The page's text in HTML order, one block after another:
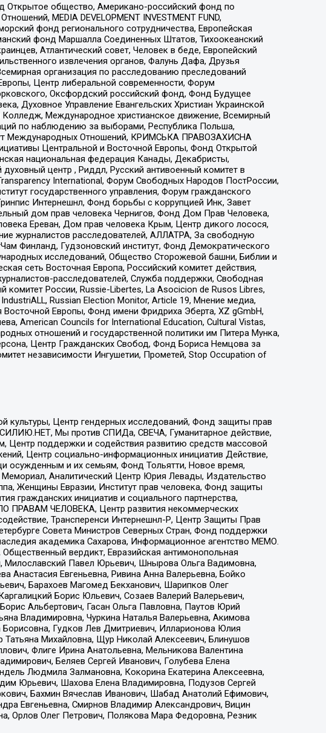
общество, Американо-российский фонд по
MEDIA DEVELOPMENT INVESTMENT FUND,
фонд регионального сотрудничества, Европейская
фонд Маршалла Соединенных Штатов, Тихоокеанский
Атлантический совет, Человек в беде, Европейский
извлечения органов, Фалунь Дафа, Друзья
организация по расследованию преследований
Центр либеральной современности, Форум
Оксфордский российский фонд, Фонд Будущее
Духовное Управление Евангельских Христиан Украинской
Международное христианское движение, Всемирный
по наблюдению за выборами, Республика Польша,
Международных Отношений, КРИМСЬКА ПРАВОЗАХИСНА
Центральной и Восточной Европы, Фонд Открытой
национальная федерация Канады, Декабристы,
центр , Риддл, Русский антивоенный комитет в
International, Форум Свободных Народов ПостРоссии,
государственного управления, Форум гражданского
Интернешнл, Фонд борьбы с коррупцией Инк, Завет
дом прав человека Чернигов, Фонд Дом Прав Человека,
Ереван, Дом прав человека Крым, Центр дикого лосося,
журналистов расследователей, АЛЛАТРА, За свободную
Финланд, Гудзоновский институт, Фонд Демократического
исследований, Общество Сторожевой башни, Библии и
сеть Восточная Европа, Российский комитет действия,
расследователей, Служба поддержки, Свободная
России, Russie-Libertes, La Asocicion de Rusos Libres,
Russian Election Monitor, Article 19, Мнение медиа,
Европы, Фонд имени Фридриха Эберта, XZ gGmbH,
American Councils for International Education, Cultural Vistas,
отношений и государственной политики им Питера Мунка,
Центр Гражданских Свобод, Фонд Бориса Немцова за
независимости Ингушетии, Прометей, Stop Occupation of
культуры, Центр гендерных исследований, Фонд защиты прав
Мы против СПИДа, СВЕЧА, Гуманитарное действие,
Центр поддержки и содействия развитию средств массовой
Центр социально-информационных инициатив Действие,
осужденным и их семьям, Фонд Тольятти, Новое время,
Мемориал, Аналитический Центр Юрия Левады, Издательство
Женщины Евразии, Институт прав человека, Фонд защиты
гражданских инициатив и социального партнерства,
ПРАВАМ ЧЕЛОВЕКА, Центр развития некоммерческих
Трансперенси Интернешнл-Р, Центр Защиты Прав
Совета Министров Северных Стран, Фонд поддержки
академика Сахарова, Информационное агентство МЕМО.
вердикт, Евразийская антимонопольная
Милославский Павел Юрьевич, Шнырова Ольга Вадимовна,
Анастасия Евгеньевна, Ривина Анна Валерьевна, Бойко
Барахоев Магомед Бекханович, Шарипков Олег
Борис Юльевич, Созаев Валерий Валерьевич,
Альбертович, Гасан Ольга Павловна, Паутов Юрий
Владимировна, Чуркина Наталья Валерьевна, Акимова
Борисовна, Гудков Лев Дмитриевич, Илларионова Юлия
Татьяна Михайловна, Щур Николай Алексеевич, Блинушов
Флиге Ирина Анатольевна, Мельникова Валентина
Беляев Сергей Иванович, Голубева Елена
Людмила Залмановна, Кокорина Екатерина Алексеевна,
Юрьевич, Шахова Елена Владимировна, Подузов Сергей
Бахмин Вячеслав Иванович, Шабад Анатолий Ефимович,
Евгеньевна, Смирнов Владимир Александрович, Вицин
Орлов Олег Петрович, Полякова Мара Федоровна, Резник